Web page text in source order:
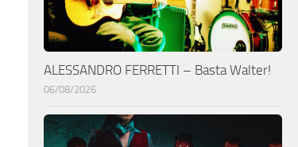
ALESSANDRO FERRETTI – Basta Walter!
06/08/2026